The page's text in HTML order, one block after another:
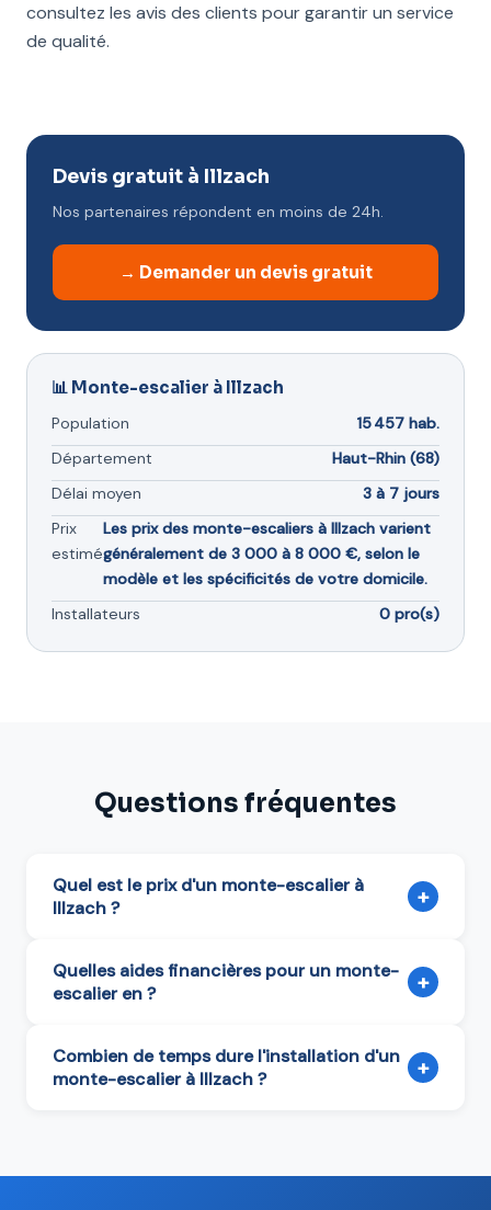
consultez les avis des clients pour garantir un service
de qualité.
Devis gratuit à Illzach
Nos partenaires répondent en moins de 24h.
→ Demander un devis gratuit
📊 Monte-escalier à Illzach
Population
15 457 hab.
Département
Haut-Rhin (68)
Délai moyen
3 à 7 jours
Prix
estimé
Les prix des monte-escaliers à Illzach varient
généralement de 3 000 à 8 000 €, selon le
modèle et les spécificités de votre domicile.
Installateurs
0 pro(s)
Questions fréquentes
Quel est le prix d'un monte-escalier à
Illzach ?
+
Quelles aides financières pour un monte-
escalier en ?
+
Combien de temps dure l'installation d'un
monte-escalier à Illzach ?
+